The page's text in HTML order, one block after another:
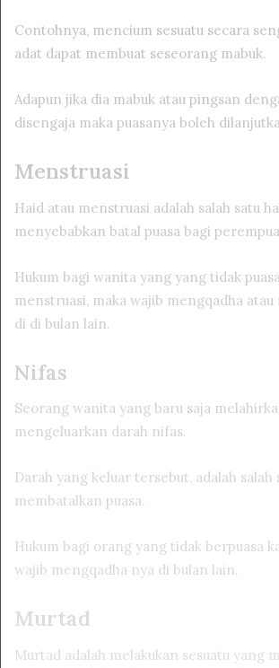
Contohnya, mencium sesuatu secara
adat dapat membuat seseorang mabuk.
Adapun jika dia mabuk atau pingsan
disengaja maka puasanya boleh
Menstruasi
Haid atau menstruasi adalah salah satu
menyebabkan batal puasa bagi
Hukum bagi wanita yang yang tidak
menstruasi, maka wajib mengqadha
di di bulan lain.
Nifas
Seorang wanita yang baru saja
mengeluarkan darah nifas.
Darah yang keluar tersebut, adalah salah
membatalkan puasa.
Hukum bagi orang yang tidak berpuasa
wajib mengqadha nya di bulan lain.
Murtad
Murtad adalah melakukan sesuatu yang